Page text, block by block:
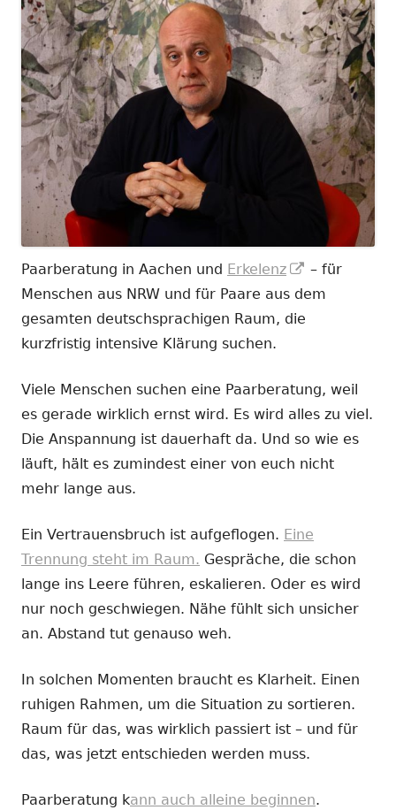
Paarberatung in Aachen und Erkelenz
In
neuem
– für
Menschen aus NRW und für Paare aus dem
gesamten deutschsprachigen Raum, die
kurzfristig intensive Klärung suchen.
Viele Menschen suchen eine Paarberatung, weil
es gerade wirklich ernst wird. Es wird alles zu viel.
Die Anspannung ist dauerhaft da. Und so wie es
läuft, hält es zumindest einer von euch nicht
mehr lange aus.
Ein Vertrauensbruch ist aufgeflogen. Eine
Trennung steht im Raum. Gespräche, die schon
lange ins Leere führen, eskalieren. Oder es wird
nur noch geschwiegen. Nähe fühlt sich unsicher
an. Abstand tut genauso weh.
In solchen Momenten braucht es Klarheit. Einen
ruhigen Rahmen, um die Situation zu sortieren.
Raum für das, was wirklich passiert ist – und für
das, was jetzt entschieden werden muss.
Paarberatung kann auch alleine beginnen.